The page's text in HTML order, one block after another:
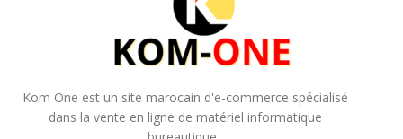
Kom One est un site marocain d'e-commerce spécialisé
dans la vente en ligne de matériel informatique